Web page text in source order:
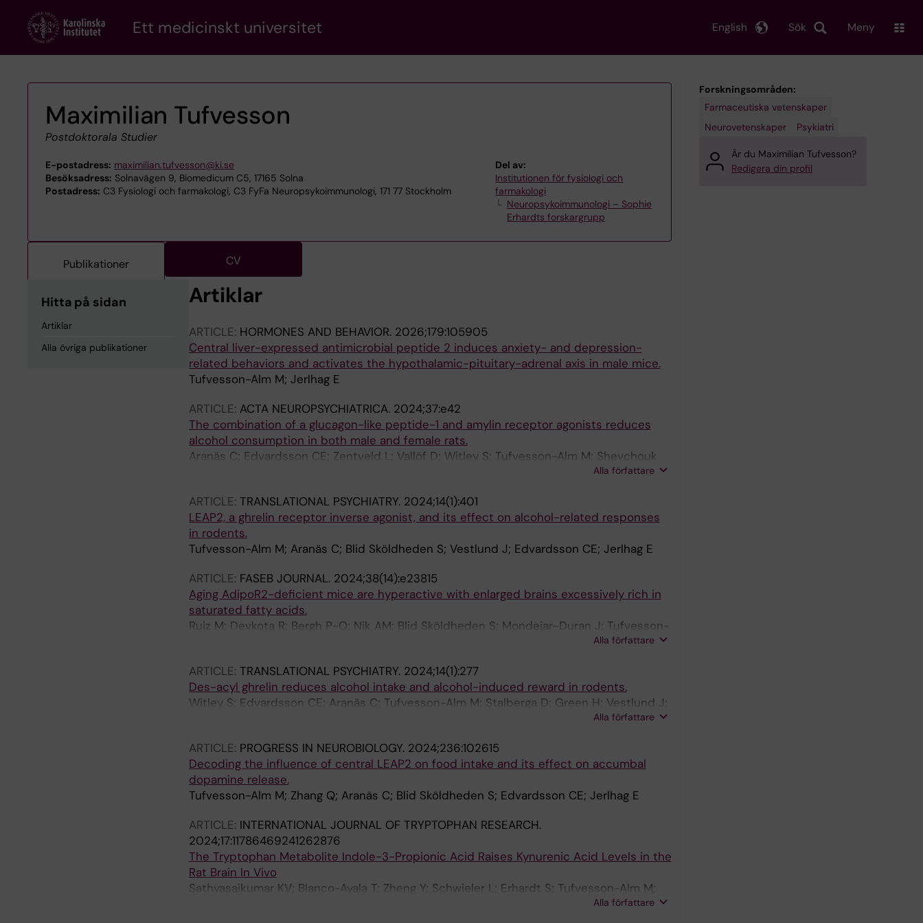
content
Ett medicinskt universitet Sök
English Meny
Maximilian Tufvesson
Postdoktorala Studier
E-postadress: maximilian.tufvesson@ki.se
Besöksadress: Solnavägen 9, Biomedicum C5, 17165 Solna
Postadress: C3 Fysiologi och farmakologi, C3 FyFa Neuropsykoimmunologi, 171 77 Stockholm
Del av:
Institutionen för fysiologi och
farmakologi
Neuropsykoimmunologi – Sophie
Erhardts forskargrupp
Publikationer CV
Hitta på sidan
Artiklar
Alla övriga publikationer
Artiklar
ARTICLE: HORMONES AND BEHAVIOR. 2026;179:105905
Central liver-expressed antimicrobial peptide 2 induces anxiety- and depression-
related behaviors and activates the hypothalamic-pituitary-adrenal axis in male mice.
Tufvesson-Alm M; Jerlhag E
ARTICLE: ACTA NEUROPSYCHIATRICA. 2024;37:e42
The combination of a glucagon-like peptide-1 and amylin receptor agonists reduces
alcohol consumption in both male and female rats.
Aranäs C; Edvardsson CE; Zentveld L; Vallöf D; Witley S; Tufvesson-Alm M; Shevchouk
Alla författare
ARTICLE: TRANSLATIONAL PSYCHIATRY. 2024;14(1):401
LEAP2, a ghrelin receptor inverse agonist, and its effect on alcohol-related responses
in rodents.
Tufvesson-Alm M; Aranäs C; Blid Sköldheden S; Vestlund J; Edvardsson CE; Jerlhag E
ARTICLE: FASEB JOURNAL. 2024;38(14):e23815
Aging AdipoR2-deficient mice are hyperactive with enlarged brains excessively rich in
saturated fatty acids.
Ruiz M; Devkota R; Bergh P-O; Nik AM; Blid Sköldheden S; Mondejar-Duran J; Tufvesson-
Alm M; Bohlooly-Y M; Sanchez D; Carlsson P; Henricsson M; Jerlhag E; Borén J; Pilon M
Alla författare
ARTICLE: TRANSLATIONAL PSYCHIATRY. 2024;14(1):277
Des-acyl ghrelin reduces alcohol intake and alcohol-induced reward in rodents.
Witley S; Edvardsson CE; Aranäs C; Tufvesson-Alm M; Stalberga D; Green H; Vestlund J;
Alla författare
ARTICLE: PROGRESS IN NEUROBIOLOGY. 2024;236:102615
Decoding the influence of central LEAP2 on food intake and its effect on accumbal
dopamine release.
Tufvesson-Alm M; Zhang Q; Aranäs C; Blid Sköldheden S; Edvardsson CE; Jerlhag E
ARTICLE: INTERNATIONAL JOURNAL OF TRYPTOPHAN RESEARCH.
2024;17:11786469241262876
The Tryptophan Metabolite Indole-3-Propionic Acid Raises Kynurenic Acid Levels in the
Rat Brain In Vivo
Sathyasaikumar KV; Blanco-Ayala T; Zheng Y; Schwieler L; Erhardt S; Tufvesson-Alm M;
Alla författare
Forskningsområden:
Farmaceutiska vetenskaper
Neurovetenskaper
Psykiatri
Är du Maximilian Tufvesson?
Redigera din profil